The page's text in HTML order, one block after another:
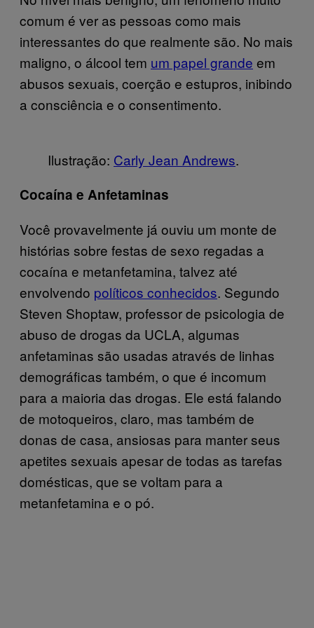
comum é ver as pessoas como mais
interessantes do que realmente são. No mais
maligno, o álcool tem um papel grande em
abusos sexuais, coerção e estupros, inibindo
a consciência e o consentimento.
Ilustração: Carly Jean Andrews.
Cocaína e Anfetaminas
Você provavelmente já ouviu um monte de
histórias sobre festas de sexo regadas a
cocaína e metanfetamina, talvez até
envolvendo políticos conhecidos. Segundo
Steven Shoptaw, professor de psicologia de
abuso de drogas da UCLA, algumas
anfetaminas são usadas através de linhas
demográficas também, o que é incomum
para a maioria das drogas. Ele está falando
de motoqueiros, claro, mas também de
donas de casa, ansiosas para manter seus
apetites sexuais apesar de todas as tarefas
domésticas, que se voltam para a
metanfetamina e o pó.